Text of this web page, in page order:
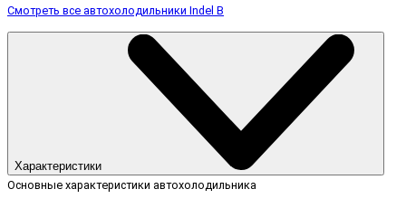
Смотреть все автохолодильники Indel B
Характеристики
Основные характеристики автохолодильника